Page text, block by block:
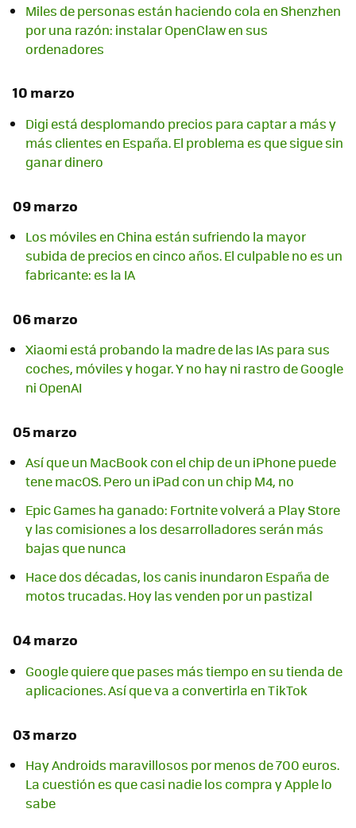
Miles de personas están haciendo cola en Shenzhen
por una razón: instalar OpenClaw en sus
ordenadores
10 marzo
Digi está desplomando precios para captar a más y
más clientes en España. El problema es que sigue sin
ganar dinero
09 marzo
Los móviles en China están sufriendo la mayor
subida de precios en cinco años. El culpable no es un
fabricante: es la IA
06 marzo
Xiaomi está probando la madre de las IAs para sus
coches, móviles y hogar. Y no hay ni rastro de Google
ni OpenAI
05 marzo
Así que un MacBook con el chip de un iPhone puede
tene macOS. Pero un iPad con un chip M4, no
Epic Games ha ganado: Fortnite volverá a Play Store
y las comisiones a los desarrolladores serán más
bajas que nunca
Hace dos décadas, los canis inundaron España de
motos trucadas. Hoy las venden por un pastizal
04 marzo
Google quiere que pases más tiempo en su tienda de
aplicaciones. Así que va a convertirla en TikTok
03 marzo
Hay Androids maravillosos por menos de 700 euros.
La cuestión es que casi nadie los compra y Apple lo
sabe